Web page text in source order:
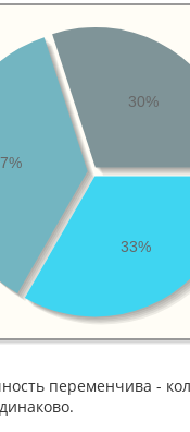
33%
30%
переменчива -